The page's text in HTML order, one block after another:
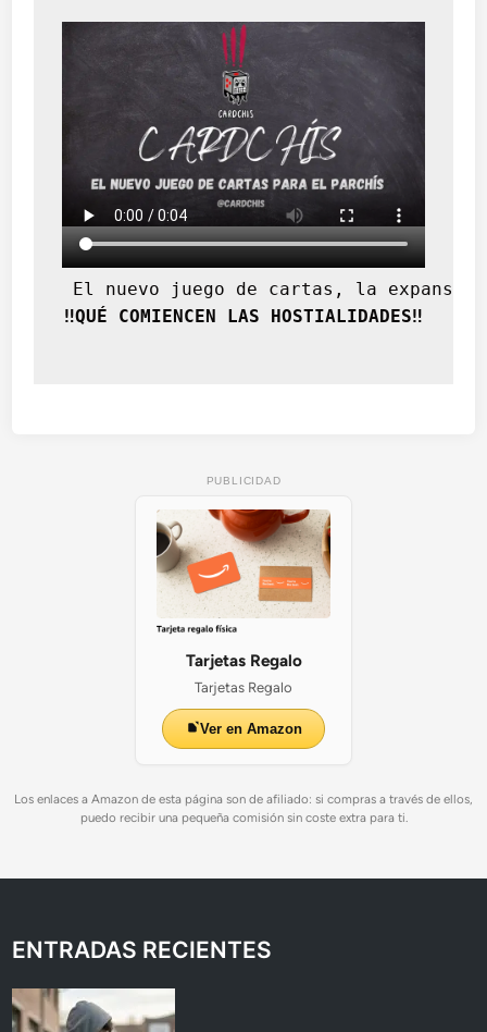
El nuevo juego de cartas, la
‼️QUÉ COMIENCEN LAS HOSTIALIDADES‼️
PUBLICIDAD
Tarjetas Regalo
Tarjetas Regalo
Ver en Amazon
Los enlaces a Amazon de esta página son de afiliado: si compras a través de ellos,
puedo recibir una pequeña comisión sin coste extra para ti.
ENTRADAS RECIENTES